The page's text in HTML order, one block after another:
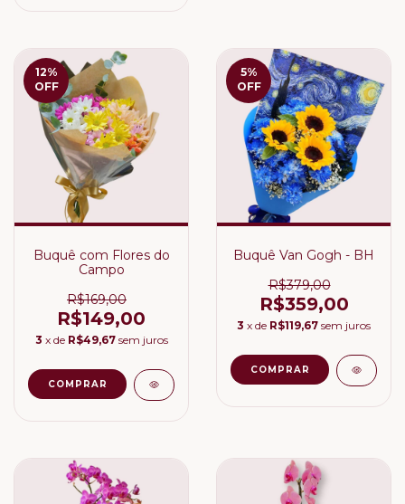
12%
OFF
Buquê com Flores do
Campo
R$169,00
R$149,00
3 x de R$49,67 sem juros
5%
OFF
Buquê Van Gogh - BH
R$379,00
R$359,00
3 x de R$119,67 sem juros